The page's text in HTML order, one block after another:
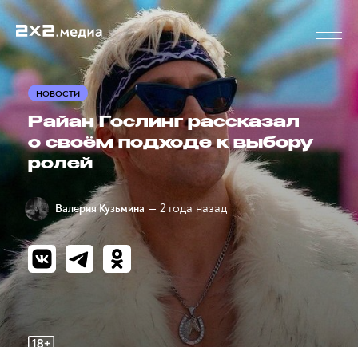
НОВОСТИ
Райан Гослинг рассказал
о своём подходе к выбору
ролей
Валерия Кузьмина — 2 года назад